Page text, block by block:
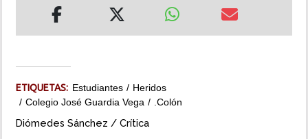
ETIQUETAS: Estudiantes
Heridos
Colegio José Guardia Vega
.Colón
Diómedes Sánchez / Crítica